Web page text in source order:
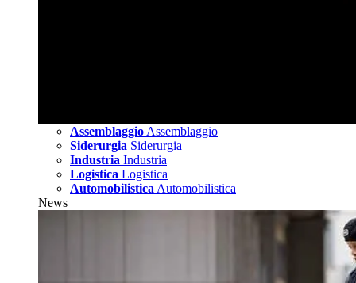
Assemblaggio Assemblaggio
Siderurgia Siderurgia
Industria Industria
Logistica Logistica
Automobilistica Automobilistica
News